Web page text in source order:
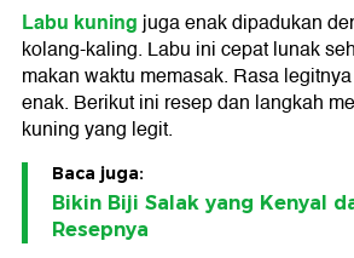
Labu kuningjuga enak dipadukan
kolang-kaling. Labu ini cepat lunak
makan waktu memasak. Rasa
enak. Berikut ini resep dan langkah
kuning yang legit.
Baca juga:
Bikin Biji Salak yang Kenyal
Resepnya